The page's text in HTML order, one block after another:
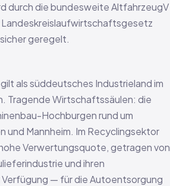
durch die bundesweite AltfahrzeugV
Landeskreislaufwirtschaftsgesetz
geregelt.
als süddeutsches Industrieland im
Tragende Wirtschaftssäulen: die
Hochburgen rund um
und Mannheim. Im Recyclingsektor
Verwertungsquote, getragen von
und ihren
— für die Autoentsorgung